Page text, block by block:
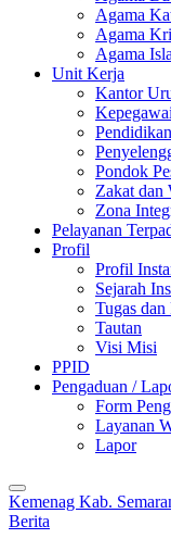
Agama
Agama
Agama
Unit Kerja
Kantor
Pondok
Zakat dan
Zona
Pelayanan
Profil
Profil
Sejarah
Tugas dan
Tautan
Visi Misi
PPID
Pengaduan /
Form
Layanan
Lapor
Kemenag Kab.
Berita